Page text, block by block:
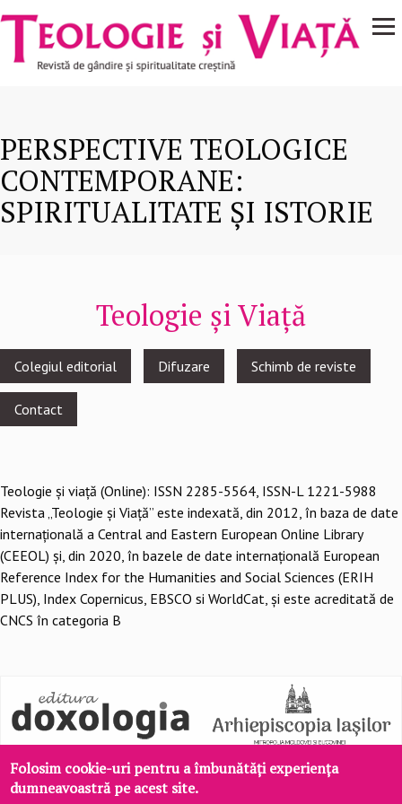
Mergi la conţinutul principal
Navigare
principală
PERSPECTIVE TEOLOGICE
CONTEMPORANE:
SPIRITUALITATE ȘI ISTORIE
Teologie și Viață
Footer
menu
Colegiul editorial Difuzare Schimb de reviste
Contact
Teologie şi viaţă (Online): ISSN 2285-5564, ISSN-L 1221-5988
Revista „Teologie și Viață” este indexată, din 2012, în baza de date
internațională a Central and Eastern European Online Library
(CEEOL) și, din 2020, în bazele de date internațională European
Reference Index for the Humanities and Social Sciences (ERIH
PLUS), Index Copernicus, EBSCO si WorldCat, și este acreditată de
CNCS în categoria B
Folosim cookie-uri pentru a îmbunătăți experiența
dumneavoastră pe acest site.